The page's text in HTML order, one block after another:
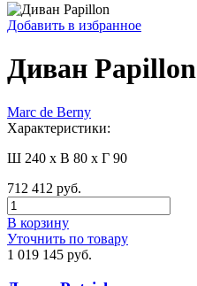
Добавить в избранное
Диван Papillon
Marc de Berny
Характеристики:
Ш 240 x В 80 x Г 90
712 412 руб.
В корзину
Уточнить по товару
1 019 145 руб.